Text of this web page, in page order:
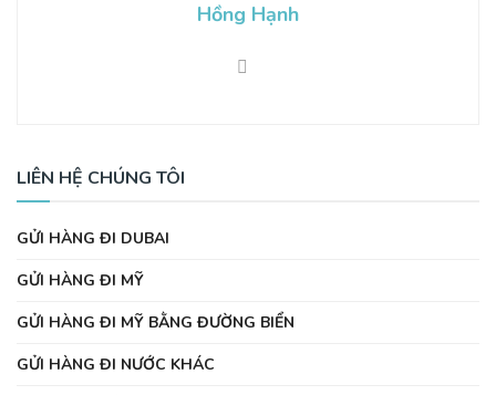
Hồng Hạnh
LIÊN HỆ CHÚNG TÔI
GỬI HÀNG ĐI DUBAI
GỬI HÀNG ĐI MỸ
GỬI HÀNG ĐI MỸ BẰNG ĐƯỜNG BIỂN
GỬI HÀNG ĐI NƯỚC KHÁC